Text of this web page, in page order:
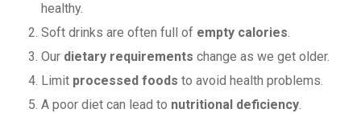
healthy.
Soft drinks are often full of empty calories.
Our dietary requirements change as we get older.
Limit processed foods to avoid health problems.
A poor diet can lead to nutritional deficiency.